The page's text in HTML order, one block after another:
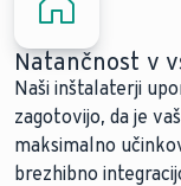
Natančnost v
Naši inštalaterji
zagotovijo, da je
maksimalno
brezhibno